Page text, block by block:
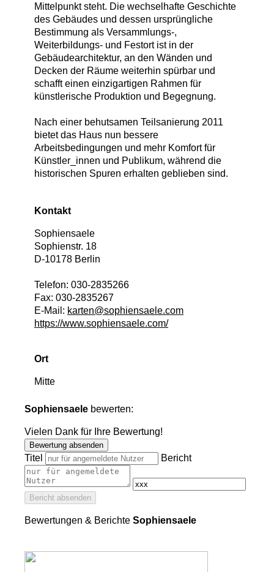
Mittelpunkt steht. Die wechselhafte Geschichte
des Gebäudes und dessen ursprüngliche
Bestimmung als Versammlungs-,
Weiterbildungs- und Festort ist in der
Gebäudearchitektur, an den Wänden und
Decken der Räume weiterhin spürbar und
schafft einen einzigartigen Rahmen für
künstlerische Produktion und Begegnung.
Nach einer behutsamen Teilsanierung 2011
bietet das Haus nun bessere
Arbeitsbedingungen und mehr Komfort für
Künstler_innen und Publikum, während die
historischen Spuren erhalten geblieben sind.
Kontakt
Sophiensaele
Sophienstr. 18
D-10178 Berlin
Telefon: 030-2835266
Fax: 030-2835267
E-Mail: karten@sophiensaele.com
https://www.sophiensaele.com/
Ort
Mitte
Sophiensaele bewerten:
Vielen Dank für Ihre Bewertung!
Bewertung absenden
Titel Bericht
Bericht absenden
Bewertungen & Berichte Sophiensaele